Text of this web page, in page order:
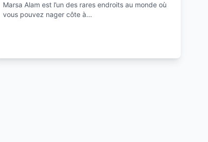
Marsa Alam est l’un des rares endroits au monde où
vous pouvez nager côte à...